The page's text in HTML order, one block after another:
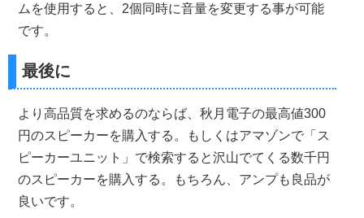
ムを使用すると、2個同時に音量を変更する事が可能
です。
最後に
より高品質を求めるのならば、秋月電子の最高値300
円のスピーカーを購入する。もしくはアマゾンで「ス
ピーカーユニット」で検索すると沢山でてくる数千円
のスピーカーを購入する。もちろん、アンプも良品が
良いです。